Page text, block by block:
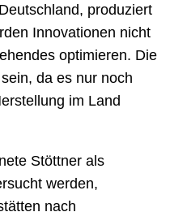
produziert
Innovationen nicht
optimieren. Die
da es nur noch
im Land
Stöttner als
werden,
nach